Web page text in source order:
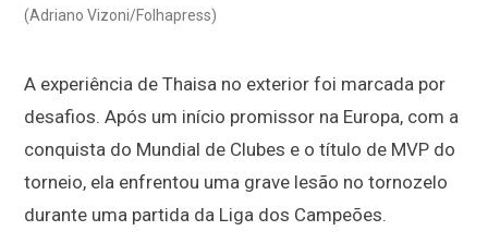
(Adriano Vizoni/Folhapress)
A experiência de Thaisa no exterior foi marcada por
desafios. Após um início promissor na Europa, com a
conquista do Mundial de Clubes e o título de MVP do
torneio, ela enfrentou uma grave lesão no tornozelo
durante uma partida da Liga dos Campeões.